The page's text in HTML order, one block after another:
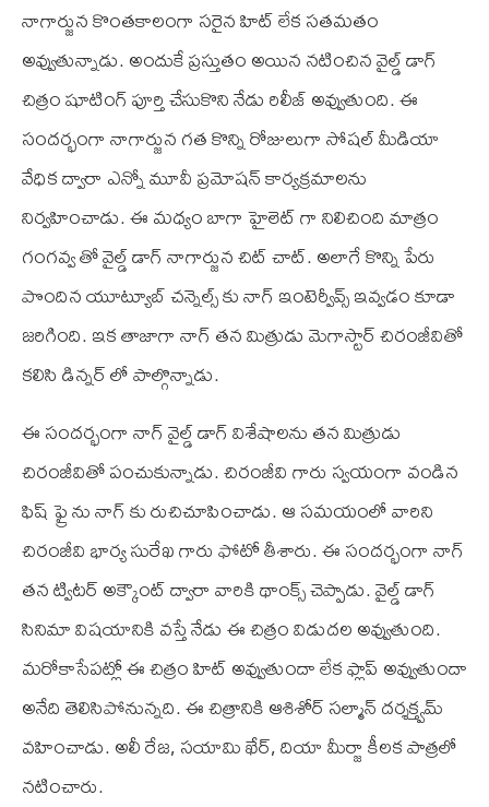
నాగార్జున కొంతకాలంగా సరైన హిట్ లేక సతమతం
అవ్వుతున్నాడు. అందుకే ప్రస్తుతం అయిన నటించిన వైల్డ్ డాగ్
చిత్రం షూటింగ్ పూర్తి చేసుకొని నేడు రిలీజ్ అవ్వుతుంది. ఈ
సందర్భంగా నాగార్జున గత కొన్ని రోజులుగా సోషల్ మీడియా
వేధిక ద్వారా ఎన్నో మూవీ ప్రమోషన్ కార్యక్రమాలను
నిర్వహించాడు. ఈ మధ్యం బాగా హైలెట్ గా నిలిచింది మాత్రం
గంగవ్వ తో వైల్డ్ డాగ్ నాగార్జున చిట్ చాట్. అలాగే కొన్ని పేరు
పొందిన యూట్యూబ్ చన్నెల్స్ కు నాగ్ ఇంటెర్వీవ్స్ ఇవ్వడం కూడా
జరిగింది. ఇక తాజాగా నాగ్ తన మిత్రుడు మెగాస్టార్ చిరంజీవితో
కలిసి డిన్నర్ లో పాల్గొన్నాడు.
ఈ సందర్భంగా నాగ్ వైల్డ్ డాగ్ విశేషాలను తన మిత్రుడు
చిరంజీవితో పంచుకున్నాడు. చిరంజీవి గారు స్వయంగా వండిన
ఫిష్ ఫ్రై ను నాగ్ కు రుచిచూపించాడు. ఆ సమయంలో వారిని
చిరంజీవి భార్య సురేఖ గారు ఫోటో తీశారు. ఈ సందర్భంగా నాగ్
తన ట్విటర్ అక్కౌంట్ ద్వారా వారికి థాంక్స్ చెప్పాడు. వైల్డ్ డాగ్
సినిమా విషయానికి వస్తే నేడు ఈ చిత్రం విడుదల అవ్వుతుంది.
మరోకాసేపట్లో ఈ చిత్రం హిట్ అవ్వుతుందా లేక ఫ్లాప్ అవ్వుతుందా
అనేది తెలిసిపోనున్నది. ఈ చిత్రానికి ఆశిశోర్ సల్మాన్ దర్శక్త్వమ్
వహించాడు. అలీ రేజ, సయామి ఖేర్, దియా మీర్జా కీలక పాత్రలో
నటించారు.